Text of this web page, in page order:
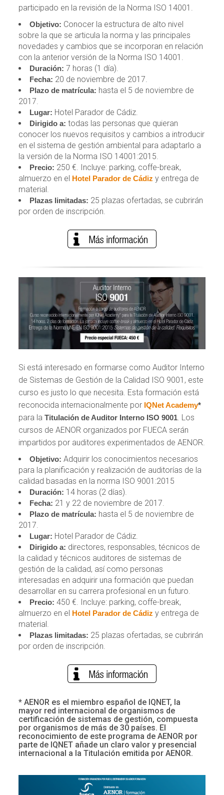
participado en la revisión de la Norma ISO 14001.
Objetivo: Conocer la estructura de alto nivel
sobre la que se articula la norma y las principales
novedades y cambios que se incorporan en relación
con la anterior versión de la Norma ISO 14001.
Duración: 7 horas (1 día).
Fecha: 20 de noviembre de 2017.
Plazo de matrícula: hasta el 5 de noviembre de
2017.
Lugar: Hotel Parador de Cádiz.
Dirigido a: todas las personas que quieran
conocer los nuevos requisitos y cambios a introducir
en el sistema de gestión ambiental para adaptarlo a
la versión de la Norma ISO 14001:2015.
Precio: 250 €. Incluye: parking, coffe-break,
almuerzo en el Hotel Parador de Cádiz y entrega de
material.
Plazas limitadas: 25 plazas ofertadas, se cubrirán
por orden de inscripción.
Si está interesado en formarse como Auditor Interno
de Sistemas de Gestión de la Calidad ISO 9001, este
curso es justo lo que necesita. Esta formación está
reconocida internacionalmente por IQNet Academy*
para laTitulación de Auditor Interno ISO 9001. Los
cursos de AENOR organizados por FUECA serán
impartidos por auditores experimentados de AENOR.
Objetivo: Adquirir los conocimientos necesarios
para la planificación y realización de auditorías de la
calidad basadas en la norma ISO 9001:2015
Duración: 14 horas (2 días).
Fecha: 21 y 22 de noviembre de 2017.
Plazo de matrícula: hasta el 5 de noviembre de
2017.
Lugar: Hotel Parador de Cádiz.
Dirigido a: directores, responsables, técnicos de
la calidad y técnicos auditores de sistemas de
gestión de la calidad, así como personas
interesadas en adquirir una formación que puedan
desarrollar en su carrera profesional en un futuro.
Precio: 450 €. Incluye: parking, coffe-break,
almuerzo en el Hotel Parador de Cádiz y entrega de
material.
Plazas limitadas: 25 plazas ofertadas, se cubrirán
por orden de inscripción.
* AENOR es el miembro español de IQNET, la
mayor red internacional de organismos de
certificación de sistemas de gestión, compuesta
por organismos de más de 30 países. El
reconocimiento de este programa de AENOR por
parte de IQNET añade un claro valor y presencial
internacional a la Titulación emitida por AENOR.